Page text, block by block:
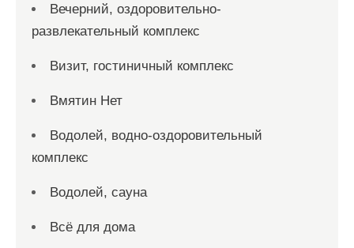
Вечерний, оздоровительно-
развлекательный комплекс
Визит, гостиничный комплекс
Вмятин Нет
Водолей, водно-оздоровительный
комплекс
Водолей, сауна
Всё для дома